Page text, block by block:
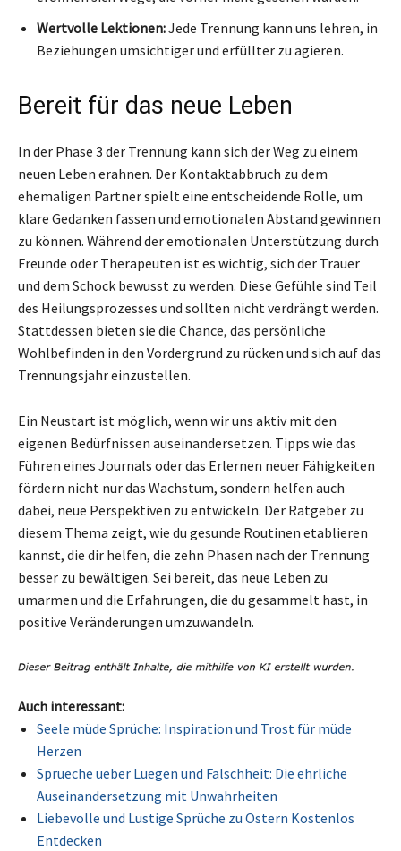
Wertvolle Lektionen:Jede Trennung kann uns lehren, in
Beziehungen umsichtiger und erfüllter zu agieren.
Bereit für das neue Leben
In der Phase 3 der Trennung kann sich der Weg zu einem
neuen Leben erahnen. Der Kontaktabbruch zu dem
ehemaligen Partner spielt eine entscheidende Rolle, um
klare Gedanken fassen und emotionalen Abstand gewinnen
zu können. Während der emotionalen Unterstützung durch
Freunde oder Therapeuten ist es wichtig, sich der Trauer
und dem Schock bewusst zu werden. Diese Gefühle sind Teil
des Heilungsprozesses und sollten nicht verdrängt werden.
Stattdessen bieten sie die Chance, das persönliche
Wohlbefinden in den Vordergrund zu rücken und sich auf das
Trennungsjahr einzustellen.
Ein Neustart ist möglich, wenn wir uns aktiv mit den
eigenen Bedürfnissen auseinandersetzen. Tipps wie das
Führen eines Journals oder das Erlernen neuer Fähigkeiten
fördern nicht nur das Wachstum, sondern helfen auch
dabei, neue Perspektiven zu entwickeln. Der Ratgeber zu
diesem Thema zeigt, wie du gesunde Routinen etablieren
kannst, die dir helfen, die zehn Phasen nach der Trennung
besser zu bewältigen. Sei bereit, das neue Leben zu
umarmen und die Erfahrungen, die du gesammelt hast, in
positive Veränderungen umzuwandeln.
Auch interessant:
Seele müde Sprüche: Inspiration und Trost für müde
Herzen
Sprueche ueber Luegen und Falschheit: Die ehrliche
Auseinandersetzung mit Unwahrheiten
Liebevolle und Lustige Sprüche zu Ostern Kostenlos
Entdecken